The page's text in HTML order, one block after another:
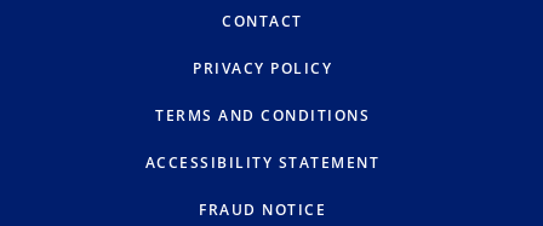
CONTACT
PRIVACY POLICY
TERMS AND CONDITIONS
ACCESSIBILITY STATEMENT
FRAUD NOTICE